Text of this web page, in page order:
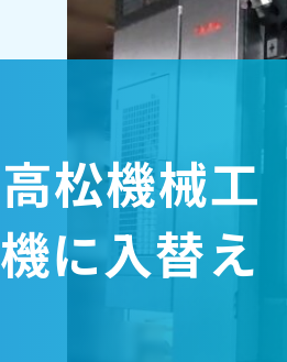
松機械工
に入替え